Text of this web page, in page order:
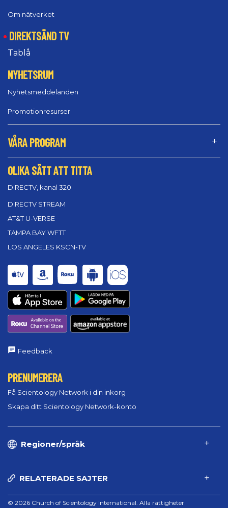
Om nätverket
DIREKTSÄND TV
Tablå
NYHETSRUM
Nyhetsmeddelanden
Promotionresurser
VÅRA PROGRAM
OLIKA SÄTT ATT TITTA
DIRECTV, kanal 320
DIRECTV STREAM
AT&T U-VERSE
TAMPA BAY WFTT
LOS ANGELES KSCN-TV
Feedback
PRENUMERERA
Få Scientology Network i din inkorg
Skapa ditt Scientology Network-konto
Regioner/språk
RELATERADE SAJTER
© 2026 Church of Scientology International. Alla rättigheter